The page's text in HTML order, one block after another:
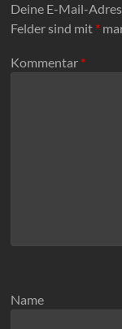
Deine E-Mail-
Felder sind mit *
Kommentar *
Name